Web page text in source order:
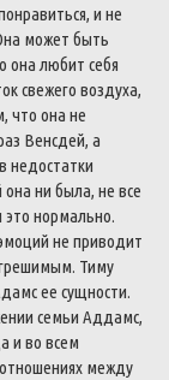
и не
может быть
она любит себя
свежего воздуха,
что она не
Венсдей, а
недостатки
ни была, не все
нормально.
не приводит
Тиму
ее сущности.
семьи Аддамс,
и во всем
между